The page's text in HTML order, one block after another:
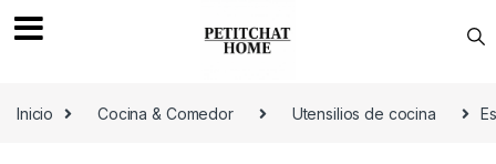
Inicio
Cocina & Comedor Utensilios de cocina